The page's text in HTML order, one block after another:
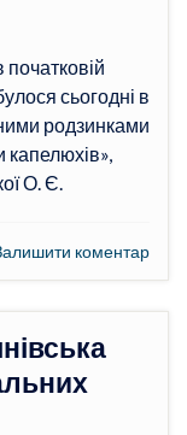
сьогодні в
родзинками
О. Є.
коментар